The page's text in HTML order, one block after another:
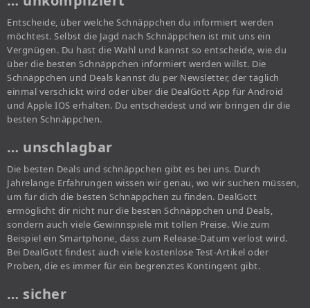
Entscheide, über welche Schnäppchen du informiert werden
möchtest. Selbst die Jagd nach Schnäppchen ist mit uns ein
Vergnügen. Du hast die Wahl und kannst so entscheide, wie du
über die besten Schnäppchen informiert werden willst. Die
Schnäppchen und Deals kannst du per Newsletter, der täglich
einmal verschickt wird oder über die DealGott App für Android
und Apple IOS erhalten. Du entscheidest und wir bringen dir die
besten Schnäppchen.
… unschlagbar
Die besten Deals und schnäppchen gibt es bei uns. Durch
Jahrelange Erfahrungen wissen wir genau, wo wir suchen müssen,
um für dich die besten Schnäppchen zu finden. DealGott
ermöglicht dir nicht nur die besten Schnäppchen und Deals,
sondern auch viele Gewinnspiele mit tollen Preise. Wie zum
Beispiel ein Smartphone, dass zum Release-Datum verlost wird.
Bei DealGott findest auch viele kostenlose Test-Artikel oder
Proben, die es immer für ein begrenztes Kontingent gibt.
… sicher